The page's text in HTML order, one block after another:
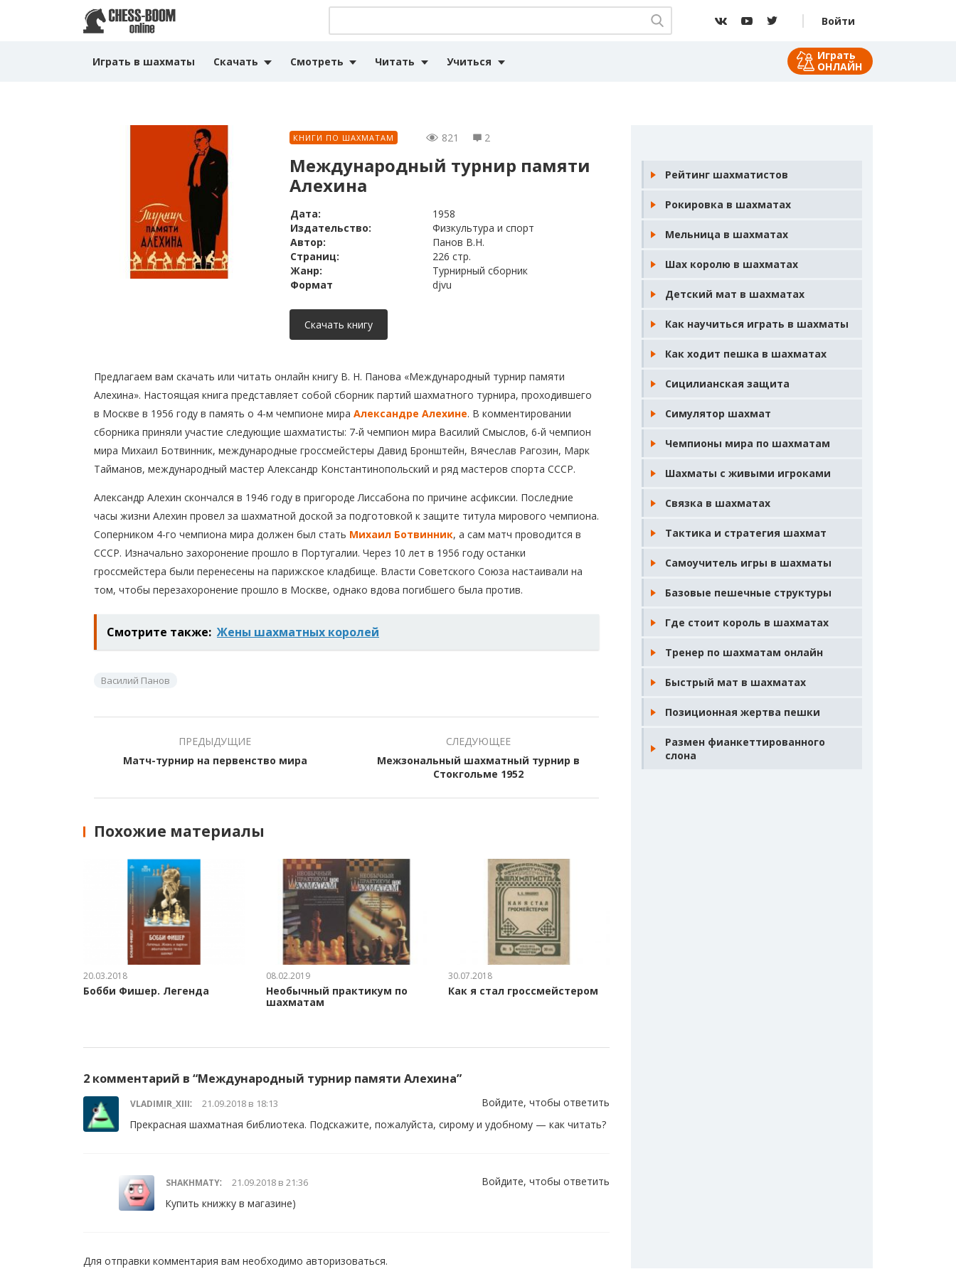
Войти
Играть в шахматы Скачать Смотреть Читать Учиться
Играть
ОНЛАЙН
КНИГИ ПО ШАХМАТАМ 821 2
Международный турнир памяти
Алехина
Дата:
1958
Издательство:
Физкультура и спорт
Автор:
Панов В.Н.
Страниц:
226 стр.
Жанр:
Турнирный сборник
Формат
djvu
Скачать книгу
Предлагаем вам скачать или читать онлайн книгу В. Н. Панова «Международный турнир памяти
Алехина». Настоящая книга представляет собой сборник партий шахматного турнира, проходившего
в Москве в 1956 году в память о 4-м чемпионе мира Александре Алехине. В комментировании
сборника приняли участие следующие шахматисты: 7-й чемпион мира Василий Смыслов, 6-й чемпион
мира Михаил Ботвинник, международные гроссмейстеры Давид Бронштейн, Вячеслав Рагозин, Марк
Тайманов, международный мастер Александр Константинопольский и ряд мастеров спорта СССР.
Александр Алехин скончался в 1946 году в пригороде Лиссабона по причине асфиксии. Последние
часы жизни Алехин провел за шахматной доской за подготовкой к защите титула мирового чемпиона.
Соперником 4-го чемпиона мира должен был стать Михаил Ботвинник, а сам матч проводится в
СССР. Изначально захоронение прошло в Португалии. Через 10 лет в 1956 году останки
гроссмейстера были перенесены на парижское кладбище. Власти Советского Союза настаивали на
том, чтобы перезахоронение прошло в Москве, однако вдова погибшего была против.
Смотрите также: Жены шахматных королей
Василий Панов
ПРЕДЫДУЩИЕ
Матч-турнир на первенство мира
СЛЕДУЮЩЕЕ
Межзональный шахматный турнир в
Стокгольме 1952
Похожие материалы
20.03.2018
Бобби Фишер. Легенда
08.02.2019
Необычный практикум по
шахматам
30.07.2018
Как я стал гроссмейстером
2 комментарий в “Международный турнир памяти Алехина”
VLADIMIR_XIII: 21.09.2018 в 18:13
Прекрасная шахматная библиотека. Подскажите, пожалуйста, сирому и удобному — как читать?
Войдите, чтобы ответить
SHAKHMATY: 21.09.2018 в 21:36
Купить книжку в магазине)
Войдите, чтобы ответить
Для отправки комментария вам необходимо авторизоваться.
Рейтинг шахматистов
Рокировка в шахматах
Мельница в шахматах
Шах королю в шахматах
Детский мат в шахматах
Как научиться играть в шахматы
Как ходит пешка в шахматах
Сицилианская защита
Симулятор шахмат
Чемпионы мира по шахматам
Шахматы с живыми игроками
Связка в шахматах
Тактика и стратегия шахмат
Самоучитель игры в шахматы
Базовые пешечные структуры
Где стоит король в шахматах
Тренер по шахматам онлайн
Быстрый мат в шахматах
Позиционная жертва пешки
Размен фианкеттированного
слона